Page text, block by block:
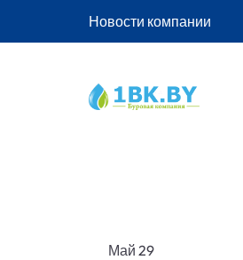
Новости компании
Май 29